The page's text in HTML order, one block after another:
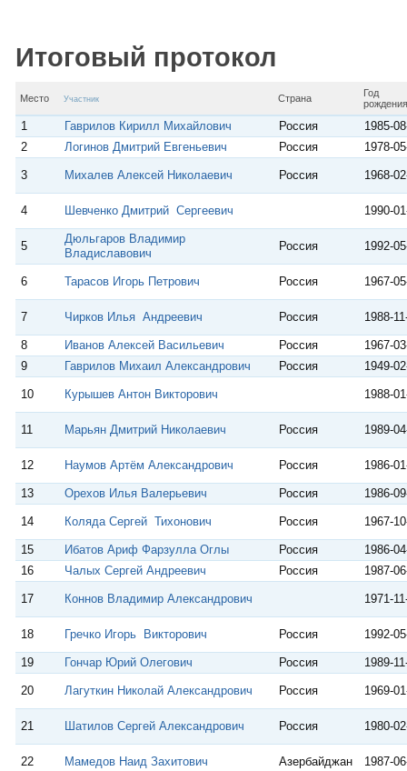
s
n
Итоговый протокол
Место Участник Страна
Год
рождения
1 Гаврилов Кирилл Михайлович Россия
1985-
2
Логинов Дмитрий Евгеньевич Россия 1978-
3 Михалев Алексей Николаевич Россия 1968-
4 Шевченко Дмитрий Сергеевич 1990-
5
Дюльгаров Владимир
Владиславович
Россия 1992-
6 Тарасов Игорь Петрович Россия 1967-
7 Чирков Илья Андреевич Россия 1988-
8 Иванов Алексей Васильевич Россия
1967-
9
Гаврилов Михаил Александрович Россия 1949-
10 Курышев Антон Викторович 1988-
11 Марьян Дмитрий Николаевич Россия 1989-
12 Наумов Артём Александрович Россия 1986-
13 Орехов Илья Валерьевич Россия 1986-
14 Коляда Сергей Тихонович Россия 1967-
15 Ибатов Ариф Фарзулла Оглы Россия
1986-
16
Чалых Сергей Андреевич Россия 1987-
17 Коннов Владимир Александрович 1971-
18 Гречко Игорь Викторович Россия 1992-
19 Гончар Юрий Олегович Россия 1989-
20 Лагуткин Николай Александрович Россия 1969-
21 Шатилов Сергей Александрович Россия 1980-
22 Мамедов Наид Захитович Азербайджан 1987-